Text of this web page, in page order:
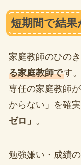
短期間で結
家庭教師のひの
る家庭教師です。
専任の家庭教師
からない」を確
ゼロ」 。
勉強嫌い・成績